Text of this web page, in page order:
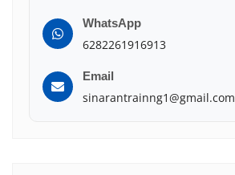
WhatsApp
6282261916913
Email
sinarantrainng1@gmail.com